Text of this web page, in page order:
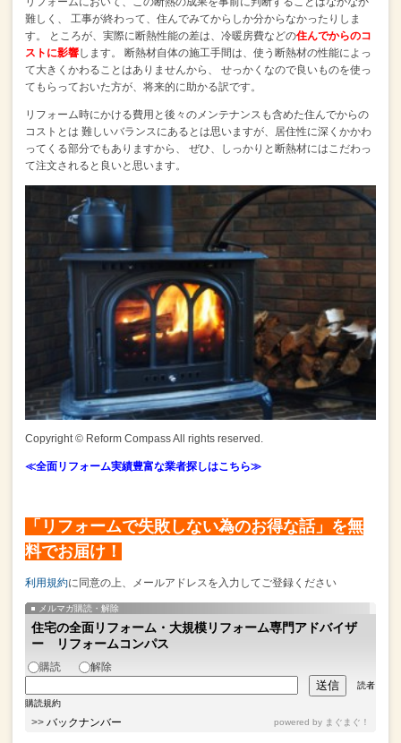
難しく、
工事が終わって、住んでみてからしか分からなかったりしま
す。
ところが、実際に断熱性能の差は、冷暖房費などの住んでからのコ
ストに影響します。
断熱材自体の施工手間は、使う断熱材の性能によっ
て大きくかわることはありませんから、
せっかくなので良いものを使っ
てもらっておいた方が、将来的に助かる訳です。
リフォーム時にかける費用と後々のメンテナンスも含めた住んでからの
コストとは 難しいバランスにあるとは思いますが、居住性に深くかかわ
ってくる部分でもありますから、
ぜひ、しっかりと断熱材にはこだわっ
て注文されると良いと思います。
Copyright © Reform Compass All rights reserved.
≪全面リフォーム実績豊富な業者探しはこちら≫
「リフォームで失敗しない為のお得な話」を無
料でお届け！
利用規約に同意の上、メールアドレスを入力してご登録ください
メルマガ購読・解除
住宅の全面リフォーム・大規模リフォーム専門アドバイザ
ー リフォームコンパス
購読 解除
読者
購読規約
>> バックナンバー powered by まぐまぐ！